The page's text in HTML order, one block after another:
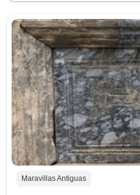
Maravillas Antiguas